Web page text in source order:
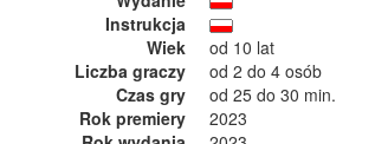
Instrukcja
Wiek
od 10 lat
Liczba graczy
od 2 do 4 osób
Czas gry
od 25 do 30 min.
Rok premiery
2023